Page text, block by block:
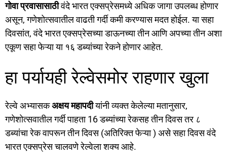
गोवा प्रवासासाठीवंदे भारत एक्सप्रेसमध्ये अधिक जागा उपलब्ध होणार
असून, गणेशोत्सवातील वाढती गर्दी कमी करण्यास मदत होईल. या सहा
दिवसांत, वंदे भारत एक्सप्रेसच्या डाऊनच्या तीन आणि अपच्या तीन अशा
एकूण सहा फेऱ्या या १६ डब्यांच्या रेकने होणार आहेत.
हा पर्यायही रेल्वेसमोर राहणार खुला
रेल्वे अभ्यासकअक्षय महापदीयांनी व्यक्त केलेल्या मतानुसार,
गणेशोत्सवातील गर्दी पाहता 16 डब्यांच्या रेकसह तीन दिवस तर ८
डब्यांचा रेक वापरून तीन दिवस (अतिरिक्त फेऱ्या ) असे सहा दिवस वंदे
भारत एक्सप्रेस चालवणे रेल्वेला शक्य आहे.